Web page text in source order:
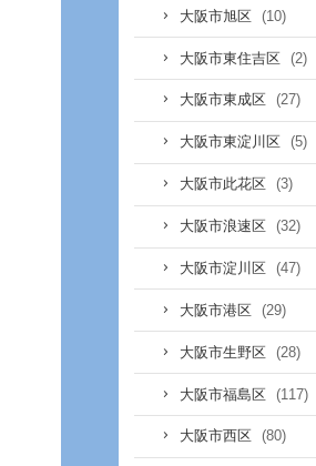
大阪市旭区 (10)
大阪市東住吉区 (2)
大阪市東成区 (27)
大阪市東淀川区 (5)
大阪市此花区 (3)
大阪市浪速区 (32)
大阪市淀川区 (47)
大阪市港区 (29)
大阪市生野区 (28)
大阪市福島区 (117)
大阪市西区 (80)